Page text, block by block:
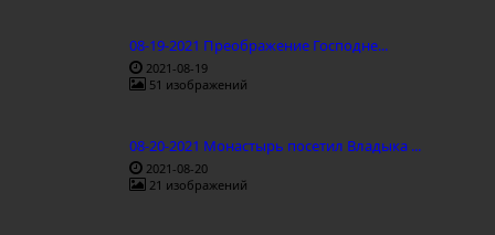
08-19-2021 Преображение Господне...
2021-08-19
51 изображений
08-20-2021 Монастырь посетил Владыка ...
2021-08-20
21 изображений